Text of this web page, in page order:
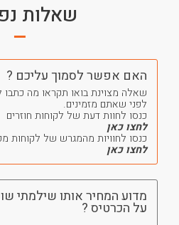
שאלות
האם אפשר לסמוך עליכם ?
שאלה מצוינת בואו תקראו מה כתבו
לפני שאתם מזמינים.
כנסו לחוות דעת של לקוחות חוזרים
לחצו כאן
כנסו לחוויות מהמגרש של לקוחות
לחצו כאן
מדוע המחיר אותו שילמתי
על הכרטיס ?